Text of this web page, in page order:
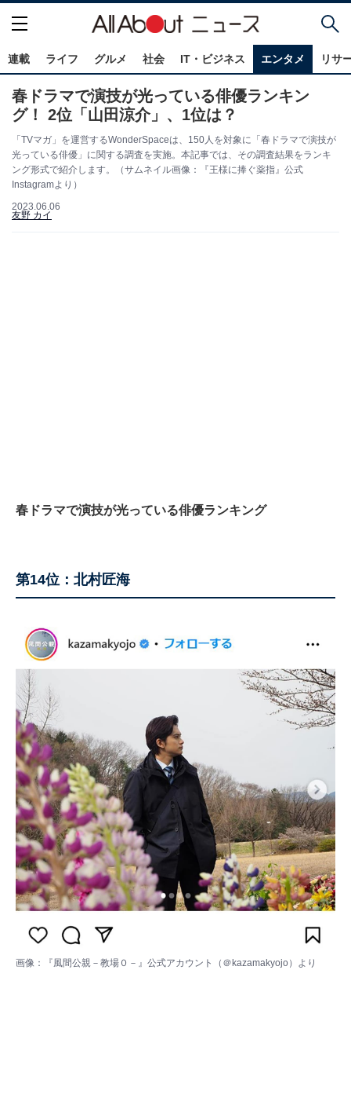
連載 ライフ グルメ 社会 IT・ビジネス エンタメ リサ
春ドラマで演技が光っている俳優ランキン
グ！ 2位「山田涼介」、1位は？
「TVマガ」を運営するWonderSpaceは、150人を対象に「春ドラマで演技が
光っている俳優」に関する調査を実施。本記事では、その調査結果をランキ
ング形式で紹介します。（サムネイル画像：『王様に捧ぐ薬指』公式
Instagramより）
2023.06.06
友野 カイ
春ドラマで演技が光っている俳優ランキング
第14位：北村匠海
画像： 『風間公親－教場０－』公式アカウント（＠kazamakyojo） より